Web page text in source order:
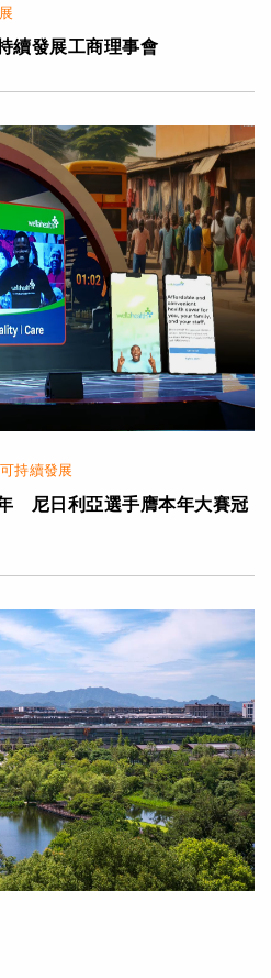
續發展工商理事會
可持續發展
尼日利亞選手膺本年大賽冠